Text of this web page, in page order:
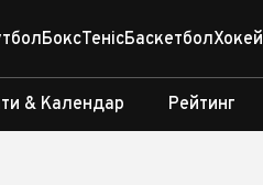
БоксТенісБаскетболХокей
& Календар Рейтинг